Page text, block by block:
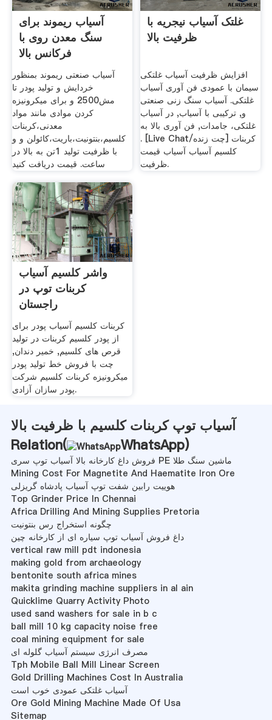
آسیاب ریموند برای
سنگ معدن روی با
فرکانس بالا
آسیاب صنعتی ریموند بمنظور
خردایش و تولید پودر تا
مش2500 و برای میکرونیزه
کردن موادی مانند مواد
معدنی،کربنات
کلسیم،بنتونیت،باریت،کائولن و و
با ظرفیت تولید 1تن به بالا در
ساعت. قیمت دریافت کنید
غلتک آسیاب نیجریه با
ظرفیت بالا
افزایش ظرفیت آسیاب غلتکی
سیمان با عمودی فن آوری آسیاب
غلتکی. آسیاب سنگ زنی صنعتی
و, ترکیبی با آسیاب, در آسیاب
غلتکی، جامدات, فن آوری بالا به
. [Live Chat/چت زنده] کربنات
کلسیم آسیاب آسیاب قیمت
ظرفیت.
واشر کلسیم آسیاب
کربنات توپ در
راجستان
کربنات کلسیم آسیاب پودر برای
از پودر کلسیم کربنات در تولید
قرص های کلسیم, خمیر دندان,
چت با فروش خط تولید پودر
میکرونیزه کربنات کلسیم شرکت
پودر سازان آزادی.
آسیاب توپ کربنات کلسیم با ظرفیت بالا
Relation(
WhatsApp)
فروش داغ کارخانه بالا آسیاب توپ سری PE ماشین سنگ طلا
Mining Cost For Magnetite And Haematite Iron Ore
هوییت رابین شفت توپ آسیاب پادشاه گریزلی
Top Grinder Price In Chennai
Africa Drilling And Mining Supplies Pretoria
چگونه استخراج رس بنتونیت
داغ فروش آسیاب توپ سیاره ای از کارخانه چین
vertical raw mill pdt indonesia
making gold from archaeology
bentonite south africa mines
makita grinding machine suppliers in al ain
Quicklime Quarry Activity Photo
used sand washers for sale in b c
ball mill 10 kg capacity noise free
coal mining equipment for sale
مصرف انرژی سیستم آسیاب گلوله ای
Tph Mobile Ball Mill Linear Screen
Gold Drilling Machines Cost In Australia
آسیاب غلتکی عمودی خوب است
Ore Gold Mining Machine Made Of Usa
Sitemap